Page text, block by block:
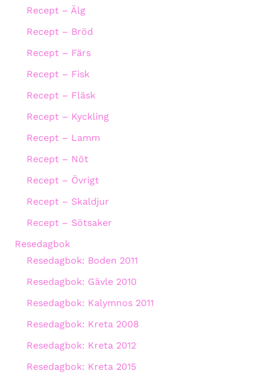
Recept – Älg
Recept – Bröd
Recept – Färs
Recept – Fisk
Recept – Fläsk
Recept – Kyckling
Recept – Lamm
Recept – Nöt
Recept – Övrigt
Recept – Skaldjur
Recept – Sötsaker
Resedagbok
Resedagbok: Boden 2011
Resedagbok: Gävle 2010
Resedagbok: Kalymnos 2011
Resedagbok: Kreta 2008
Resedagbok: Kreta 2012
Resedagbok: Kreta 2015